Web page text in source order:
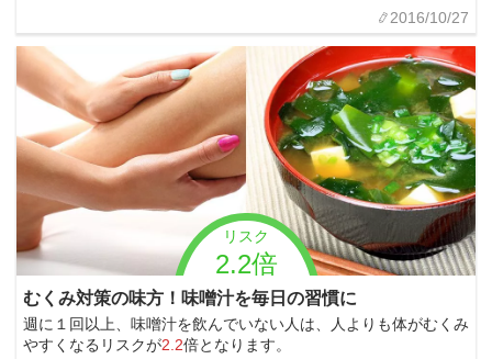
2016/10/27
リスク
2.2倍
むくみ対策の味方！味噌汁を毎日の習慣に
週に１回以上、味噌汁を飲んでいない人は、人よりも体がむくみ
やすくなるリスクが2.2倍となります。